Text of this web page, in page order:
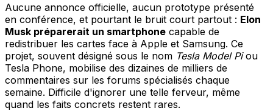
Aucune annonce officielle, aucun prototype présenté
en conférence, et pourtant le bruit court partout : Elon
Musk préparerait un smartphone capable de
redistribuer les cartes face à Apple et Samsung. Ce
projet, souvent désigné sous le nom Tesla Model Piou
Tesla Phone, mobilise des dizaines de milliers de
commentaires sur les forums spécialisés chaque
semaine. Difficile d'ignorer une telle ferveur, même
quand les faits concrets restent rares.